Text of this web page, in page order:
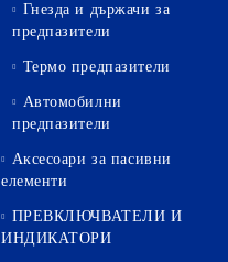
Гнезда и държачи за
предпазители
Термо предпазители
Автомобилни
предпазители
Аксесоари за пасивни
елементи
ПРЕВКЛЮЧВАТЕЛИ И
ИНДИКАТОРИ